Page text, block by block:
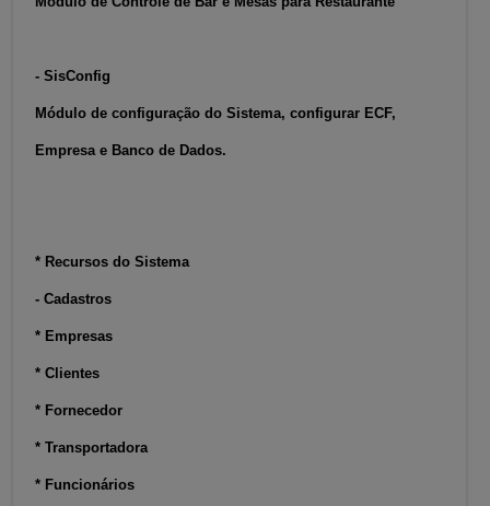
- SisConfig
Módulo de configuração do Sistema, configurar ECF,
Empresa e Banco de Dados.
* Recursos do Sistema
- Cadastros
* Empresas
* Clientes
* Fornecedor
* Transportadora
* Funcionários